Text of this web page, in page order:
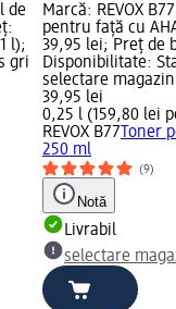
de
l);
gri
Marcă: REVOX
pentru față cu
39,95 lei; Preț de
Disponibilitate:
selectare
39,95 lei
0,25 l (159,80 lei
REVOX B77 Toner
250 ml
(9)
Notă
Livrabil
selectare